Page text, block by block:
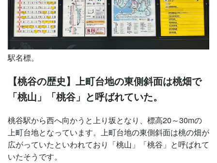
駅名標。
【桃谷の歴史】上町台地の東側斜面は桃畑で
「桃山」「桃谷」と呼ばれていた。
桃谷駅から西へ向かうと上り坂となり、標高20～30mの
上町台地となっています。上町台地の東側斜面は桃の畑が
広がっていたといわれており「桃山」「桃谷」と呼ばれて
いたそうです。